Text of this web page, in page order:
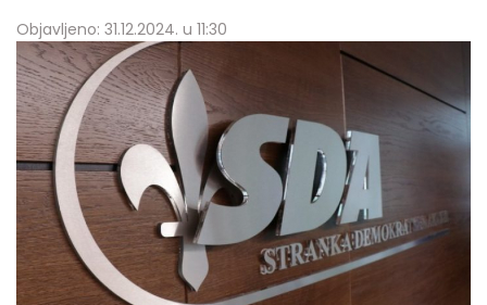
Objavljeno: 31.12.2024. u 11:30